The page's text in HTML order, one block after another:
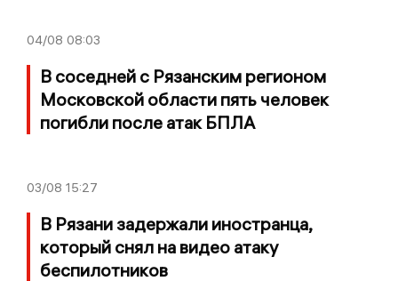
04/08 08:03
В соседней с Рязанским регионом
Московской области пять человек
погибли после атак БПЛА
03/08 15:27
В Рязани задержали иностранца,
который снял на видео атаку
беспилотников